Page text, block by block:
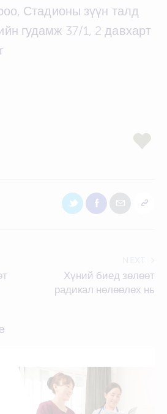
Стадионы зүүн талд
гудамж 37/1, 2 давхарт
Хүний биед зөлөөт
радикал нөлөөлөх нь